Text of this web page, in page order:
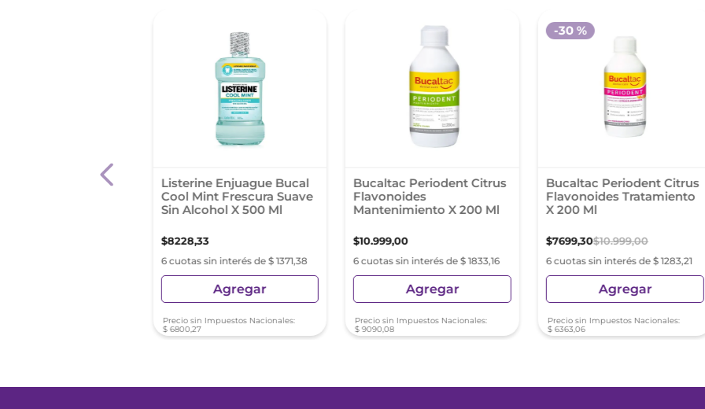
Sensitive Enjuague
Listerine Enjuague Bucal
Cool Mint Frescura Suave
Sin Alcohol X 500 Ml
$8228,33
6 cuotas sin interés de $ 1371,38
Agregar
Precio sin Impuestos Nacionales:
$ 6800,27
Bucaltac Periodent Citrus
Flavonoides
Mantenimiento X 200 Ml
$10.999,00
6 cuotas sin interés de $ 1833,16
Agregar
Precio sin Impuestos Nacionales:
$ 9090,08
Bucaltac Periodent Citrus
Flavonoides Tratamiento
X 200 Ml
$7699,30$10.999,00
6 cuotas sin interés de $ 1283,21
-30 %
Agregar
Precio sin Impuestos Nacionales:
$ 6363,06